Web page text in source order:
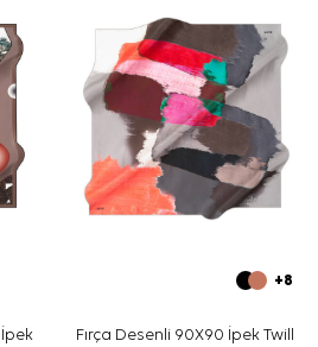
bakımında elde hassas
Şampuanıtercih edebilirsiniz.
Çizgili Eşarp ölçüsü nedir?
kullanılır?
uygun mu?
+8
Fırça Desenli 90X90 İpek Twill